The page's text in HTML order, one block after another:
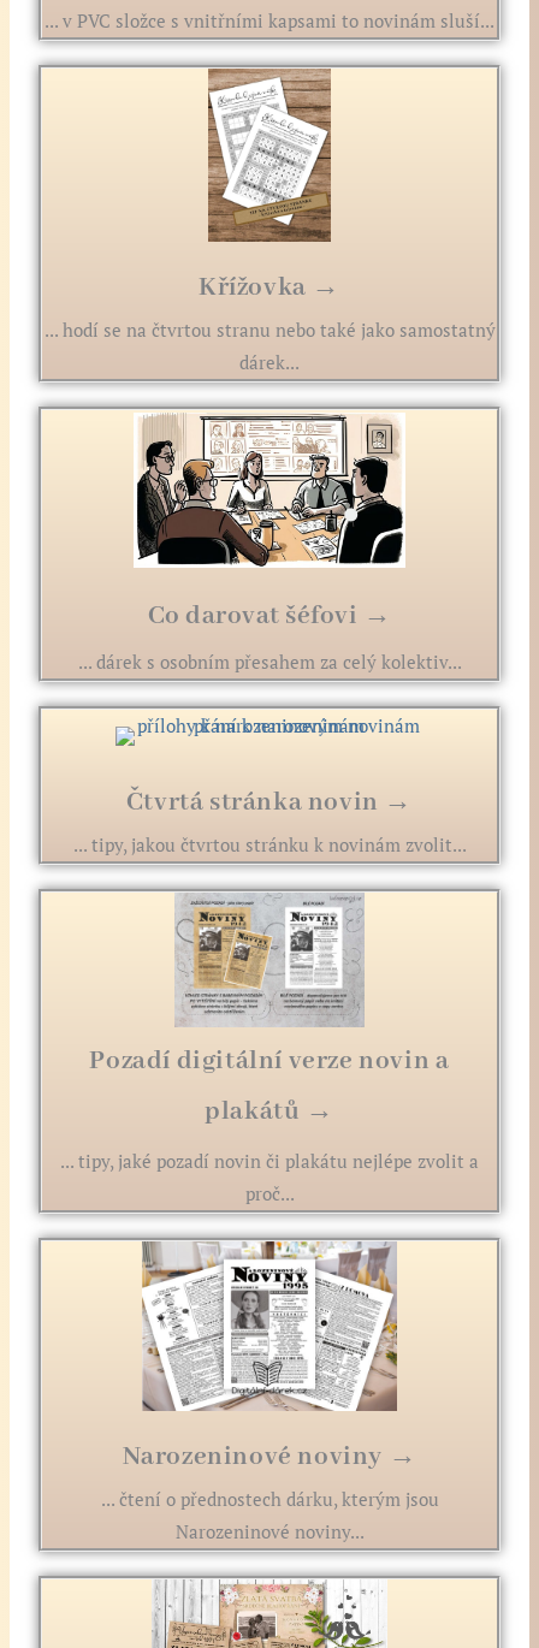
... v PVC složce s vnitřními kapsami to novinám sluší...
Křížovka →
... hodí se na čtvrtou stranu nebo také jako samostatný
dárek...
Co darovat šéfovi →
... dárek s osobním přesahem za celý kolektiv...
Čtvrtá stránka novin →
... tipy, jakou čtvrtou stránku k novinám zvolit...
Pozadí digitální verze novin a
plakátů →
... tipy, jaké pozadí novin či plakátu nejlépe zvolit a
proč...
Narozeninové noviny →
... čtení o přednostech dárku, kterým jsou
Narozeninové noviny...